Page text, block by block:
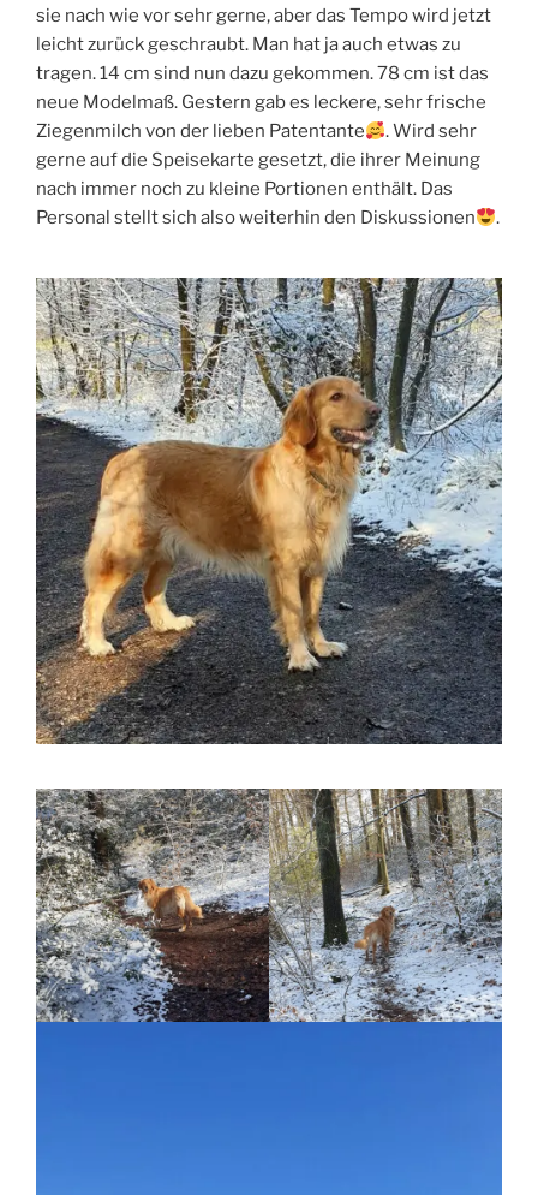
sie nach wie vor sehr gerne, aber das Tempo wird jetzt
leicht zurück geschraubt. Man hat ja auch etwas zu
tragen. 14 cm sind nun dazu gekommen. 78 cm ist das
neue Modelmaß. Gestern gab es leckere, sehr frische
Ziegenmilch von der lieben Patentante
. Wird sehr
gerne auf die Speisekarte gesetzt, die ihrer Meinung
nach immer noch zu kleine Portionen enthält. Das
Personal stellt sich also weiterhin den Diskussionen
.